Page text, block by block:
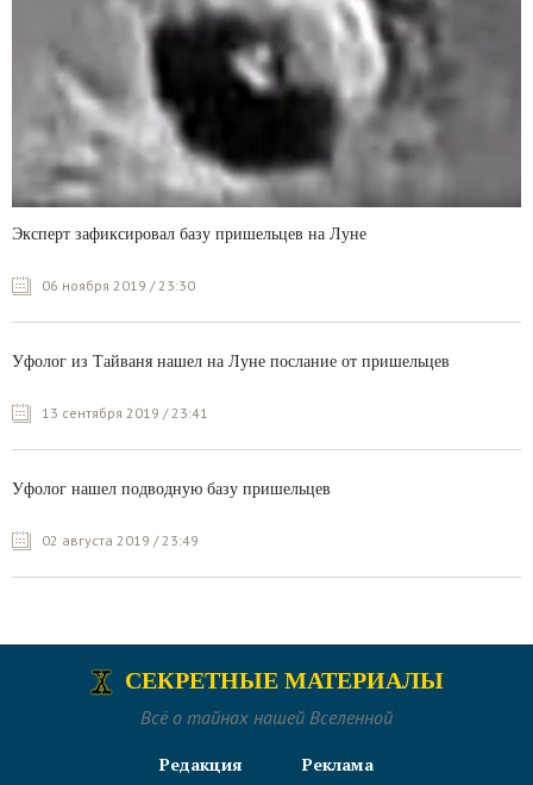
Эксперт зафиксировал базу пришельцев на Луне
06 ноября 2019 / 23:30
Уфолог из Тайваня нашел на Луне послание от пришельцев
13 сентября 2019 / 23:41
Уфолог нашел подводную базу пришельцев
02 августа 2019 / 23:49
СЕКРЕТНЫЕ МАТЕРИАЛЫ
Всё о тайнах нашей Вселенной
Редакция Реклама